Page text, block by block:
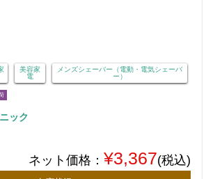
美容家
電
メンズシェーバー（電動・電気シェーバ
ー）
ック
ネット価格： ¥3,367(税込)